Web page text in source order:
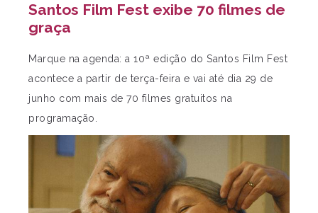
Santos Film Fest exibe 70 filmes de
graça
Marque na agenda: a 10ª edição do Santos Film Fest
acontece a partir de terça-feira e vai até dia 29 de
junho com mais de 70 filmes gratuitos na
programação.